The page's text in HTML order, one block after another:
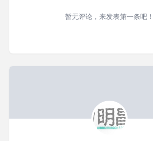
暂无评论，来发表第一条吧！